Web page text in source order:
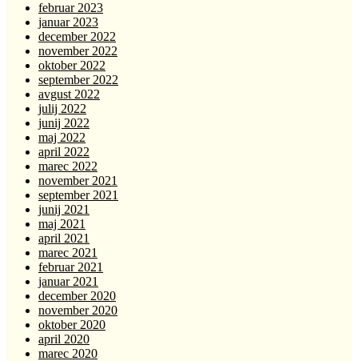
februar 2023
januar 2023
december 2022
november 2022
oktober 2022
september 2022
avgust 2022
julij 2022
junij 2022
maj 2022
april 2022
marec 2022
november 2021
september 2021
junij 2021
maj 2021
april 2021
marec 2021
februar 2021
januar 2021
december 2020
november 2020
oktober 2020
april 2020
marec 2020